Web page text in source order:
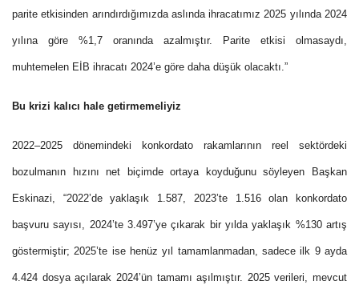
parite etkisinden arındırdığımızda aslında ihracatımız 2025 yılında 2024
yılına göre %1,7 oranında azalmıştır. Parite etkisi olmasaydı,
muhtemelen EİB ihracatı 2024’e göre daha düşük olacaktı.”
Bu krizi kalıcı hale getirmemeliyiz
2022–2025 dönemindeki konkordato rakamlarının reel sektördeki
bozulmanın hızını net biçimde ortaya koyduğunu söyleyen Başkan
Eskinazi, “2022’de yaklaşık 1.587, 2023’te 1.516 olan konkordato
başvuru sayısı, 2024’te 3.497’ye çıkarak bir yılda yaklaşık %130 artış
göstermiştir; 2025’te ise henüz yıl tamamlanmadan, sadece ilk 9 ayda
4.424 dosya açılarak 2024’ün tamamı aşılmıştır. 2025 verileri, mevcut